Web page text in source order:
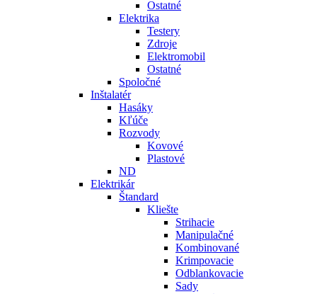
Ostatné
Elektrika
Testery
Zdroje
Elektromobil
Ostatné
Spoločné
Inštalatér
Hasáky
Kľúče
Rozvody
Kovové
Plastové
ND
Elektrikár
Štandard
Kliešte
Strihacie
Manipulačné
Kombinované
Krimpovacie
Odblankovacie
Sady